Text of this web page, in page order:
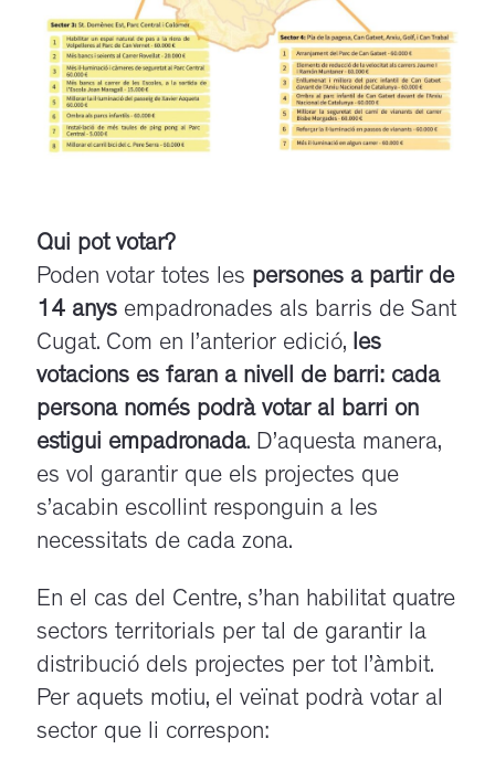
Qui pot votar?
Poden votar totes les persones a partir de
14 anys empadronades als barris de Sant
Cugat. Com en l’anterior edició, les
votacions es faran a nivell de barri: cada
persona només podrà votar al barri on
estigui empadronada. D’aquesta manera,
es vol garantir que els projectes que
s’acabin escollint responguin a les
necessitats de cada zona.
En el cas del Centre, s’han habilitat quatre
sectors territorials per tal de garantir la
distribució dels projectes per tot l’àmbit.
Per aquets motiu, el veïnat podrà votar al
sector que li correspon: